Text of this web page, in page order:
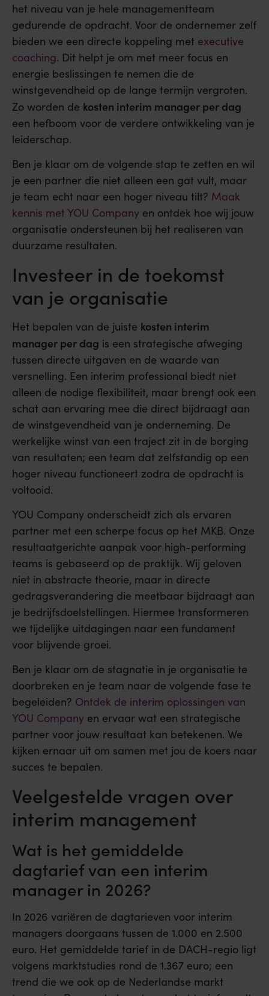
het niveau van je hele managementteam
gedurende de opdracht. Voor de ondernemer zelf
bieden we een directe koppeling met executive
coaching. Dit helpt je om met meer focus en
energie beslissingen te nemen die de
winstgevendheid op de lange termijn vergroten.
Zo worden de kosten interim manager per dag
een hefboom voor de verdere ontwikkeling van je
leiderschap.
Ben je klaar om de volgende stap te zetten en wil
je een partner die niet alleen een gat vult, maar
je team echt naar een hoger niveau tilt? Maak
kennis met YOU Company en ontdek hoe wij jouw
organisatie ondersteunen bij het realiseren van
duurzame resultaten.
Investeer in de toekomst
van je organisatie
Het bepalen van de juiste kosten interim
manager per dag is een strategische afweging
tussen directe uitgaven en de waarde van
versnelling. Een interim professional biedt niet
alleen de nodige flexibiliteit, maar brengt ook een
schat aan ervaring mee die direct bijdraagt aan
de winstgevendheid van je onderneming. De
werkelijke winst van een traject zit in de borging
van resultaten; een team dat zelfstandig op een
hoger niveau functioneert zodra de opdracht is
voltooid.
YOU Company onderscheidt zich als ervaren
partner met een scherpe focus op het MKB. Onze
resultaatgerichte aanpak voor high-performing
teams is gebaseerd op de praktijk. Wij geloven
niet in abstracte theorie, maar in directe
gedragsverandering die meetbaar bijdraagt aan
je bedrijfsdoelstellingen. Hiermee transformeren
we tijdelijke uitdagingen naar een fundament
voor blijvende groei.
Ben je klaar om de stagnatie in je organisatie te
doorbreken en je team naar de volgende fase te
begeleiden? Ontdek de interim oplossingen van
YOU Company en ervaar wat een strategische
partner voor jouw resultaat kan betekenen. We
kijken ernaar uit om samen met jou de koers naar
succes te bepalen.
Veelgestelde vragen over
interim management
Wat is het gemiddelde
dagtarief van een interim
manager in 2026?
In 2026 variëren de dagtarieven voor interim
managers doorgaans tussen de 1.000 en 2.500
euro. Het gemiddelde tarief in de DACH-regio ligt
volgens marktstudies rond de 1.367 euro; een
trend die we ook op de Nederlandse markt